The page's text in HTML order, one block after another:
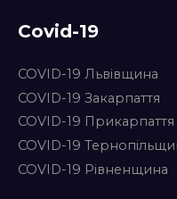
Covid-19
COVID-19 Львівщина
COVID-19 Закарпаття
COVID-19 Прикарпаття
COVID-19
COVID-19 Рівненщина